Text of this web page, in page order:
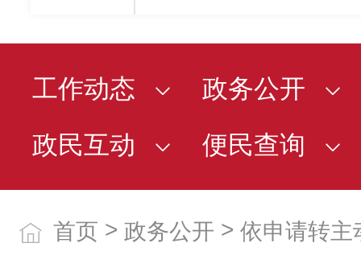
工作动态
政务公开
政民互动
便民查询
首页 > 政务公开 > 依申请转主